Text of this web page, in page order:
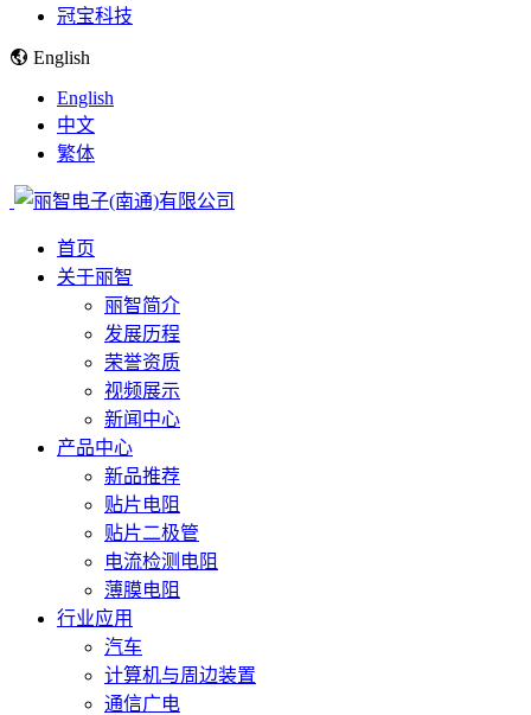
冠宝科技
English
English
中文
繁体
首页
关于丽智
丽智简介
发展历程
荣誉资质
视频展示
新闻中心
产品中心
新品推荐
贴片电阻
贴片二极管
电流检测电阻
薄膜电阻
行业应用
汽车
计算机与周边装置
通信广电